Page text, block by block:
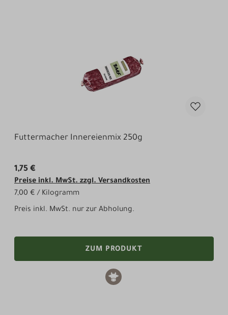
Futtermacher Innereienmix 250g
1,75 €
Preise inkl. MwSt. zzgl. Versandkosten
7,00 € / Kilogramm
Preis inkl. MwSt. nur zur Abholung.
ZUM PRODUKT